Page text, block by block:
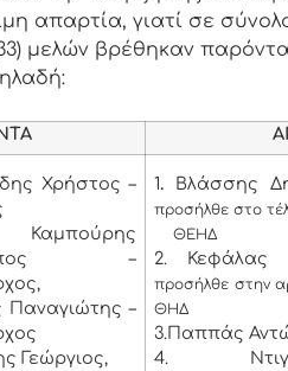
απαρτία, γιατί σε
μελών βρέθηκαν παρόντα
Χρήστος –
Καμπούρης
–
Παναγιώτης –
Γεώργιος,
1. Βλάσσης
προσήλθε στο
ΘΕΗΔ
2. Κεφάλας
προσήλθε στην
ΘΗΔ
3.Παππάς
4.